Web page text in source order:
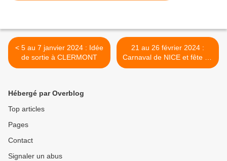
< 5 au 7 janvier 2024 : Idée
de sortie à CLERMONT
21 au 26 février 2024 :
Carnaval de NICE et fête du
citron à MENTON >
Hébergé par Overblog
Top articles
Pages
Contact
Signaler un abus